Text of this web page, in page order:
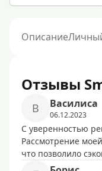
Описание
Отзывы
В Василиса
06.12.2023
С уверенностью
Рассмотрение
что позволило